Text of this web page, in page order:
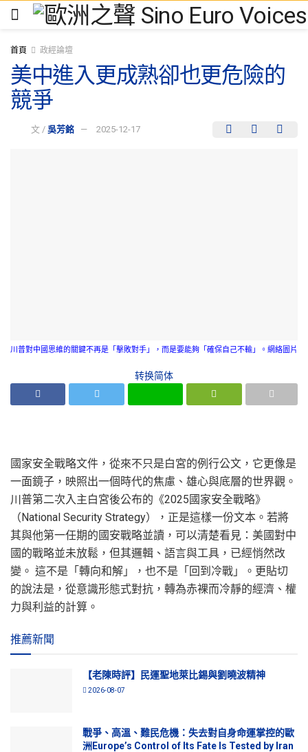
首頁 政經論壇
美中進入更成熟卻也更危險的
競爭
文 / 吳芳銘 2025-12-17
川普對中國思維的關鍵不再是「擊敗對手」，而是要能夠「確保自己不輸」。網絡圖片
转换简体
國家安全戰略文件，從來不只是白宮的例行公文，它更像是
一面鏡子，映照出一個時代的焦慮、雄心與底層的世界觀。
川普第二次入主白宮後公布的《2025國家安全戰略》
（National Security Strategy），正是這樣一份文本。若將
其與他第一任期的國安戰略並讀，可以清楚看見：美國對中
國的戰略並未放鬆，但其邏輯、語言與工具，已經悄然改
變。 這不是「轉向和解」，也不是「回到冷戰」。更貼切
的說法是，從意識形態式對抗，轉為赤裸而冷靜的經濟、權
力與利益的計算。
推薦新聞
【老陳時評】民運聖地萊比錫與劉曉波精神
2026-08-07
戰爭、高溫、難民危機：失去對自身命運掌控的歐
洲Europe’s Control of Its Fate Is Tested by Iran